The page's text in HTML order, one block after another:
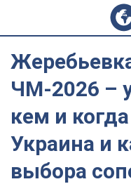
ЧМ-2026 –
кем и
Украина и
выбора